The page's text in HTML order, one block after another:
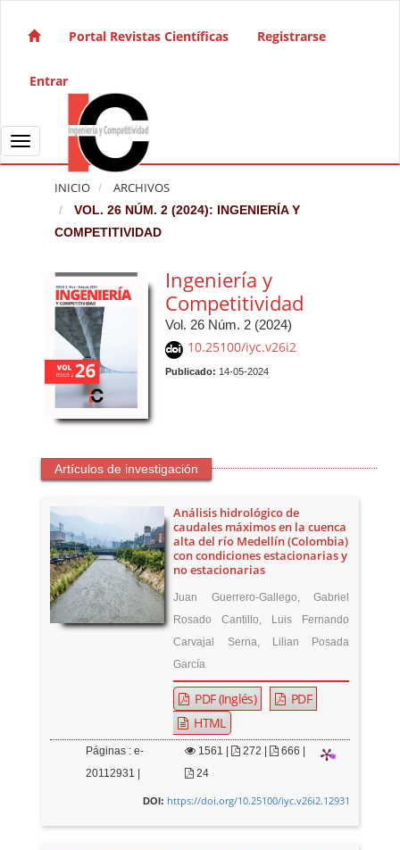
Navegación principal
Barra lateral
Portal Revistas Científicas Registrarse
Entrar
Toggle navigation
INICIO ARCHIVOS
VOL. 26 NÚM. 2 (2024): INGENIERÍA Y
COMPETITIVIDAD
Ingeniería y
Competitividad
Vol. 26 Núm. 2 (2024)
10.25100/iyc.v26i2
Publicado: 14-05-2024
Artículos de investigación
Análisis hidrológico de
caudales máximos en la cuenca
alta del río Medellín (Colombia)
con condiciones estacionarias y
no estacionarias
Juan Guerrero-Gallego, Gabriel
Rosado Cantillo, Luis Fernando
Carvajal Serna, Lilian Posada
García
PDF (Inglés)
PDF
HTML
Páginas : e-
20112931 |
1561 | 272 |
666 |
24
DOI: https://doi.org/10.25100/iyc.v26i2.12931